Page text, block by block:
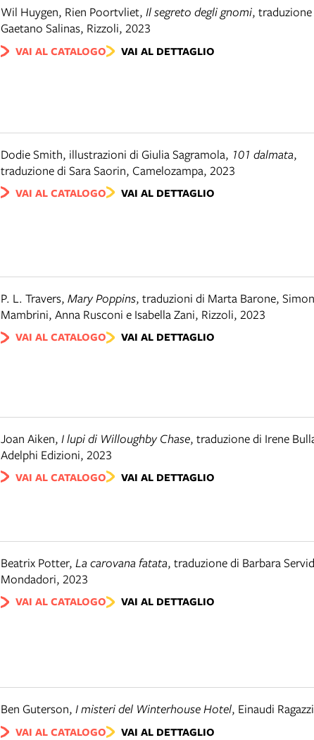
Wil Huygen, Rien Poortvliet, Il segreto degli gnomi,
Gaetano Salinas, Rizzoli, 2023
VAI AL CATALOGO VAI AL DETTAGLIO
Dodie Smith, illustrazioni di Giulia Sagramola, 101 dalmata,
traduzione di Sara Saorin, Camelozampa, 2023
VAI AL CATALOGO VAI AL DETTAGLIO
P. L. Travers, Mary Poppins, traduzioni di Marta Barone,
Mambrini, Anna Rusconi e Isabella Zani, Rizzoli, 2023
VAI AL CATALOGO VAI AL DETTAGLIO
Joan Aiken, I lupi di Willoughby Chase, traduzione di Irene
Adelphi Edizioni, 2023
VAI AL CATALOGO VAI AL DETTAGLIO
Beatrix Potter, La carovana fatata, traduzione di Barbara
Mondadori, 2023
VAI AL CATALOGO VAI AL DETTAGLIO
Ben Guterson, I misteri del Winterhouse Hotel, Einaudi Ragazzi
VAI AL CATALOGO VAI AL DETTAGLIO